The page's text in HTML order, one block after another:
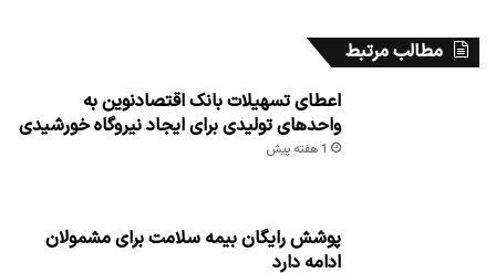
مطالب مرتبط
اعطای تسهیلات بانک اقتصادنوین به
واحدهای تولیدی برای ایجاد نیروگاه خورشیدی
1 هفته پیش
پوشش رایگان بیمه سلامت برای مشمولان
ادامه دارد